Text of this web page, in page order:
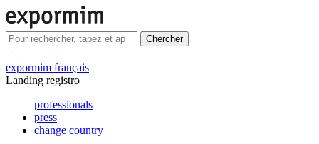
Chercher
expormim français
Landing registro
professionals
press
change country